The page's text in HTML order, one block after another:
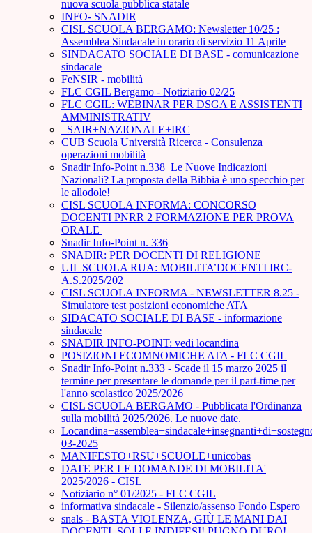
nuova scuola pubblica statale
INFO- SNADIR
CISL SCUOLA BERGAMO: Newsletter 10/25 :
Assemblea Sindacale in orario di servizio 11 Aprile
SINDACATO SOCIALE DI BASE - comunicazione
sindacale
FeNSIR - mobilità
FLC CGIL Bergamo - Notiziario 02/25
FLC CGIL: WEBINAR PER DSGA E ASSISTENTI
AMMINISTRATIV
_SAIR+NAZIONALE+IRC
CUB Scuola Università Ricerca - Consulenza
operazioni mobilità
Snadir Info-Point n.338 Le Nuove Indicazioni
Nazionali? La proposta della Bibbia è uno specchio per
le allodole!
CISL SCUOLA INFORMA: CONCORSO
DOCENTI PNRR 2 FORMAZIONE PER PROVA
ORALE ­
Snadir Info-Point n. 336
SNADIR: PER DOCENTI DI RELIGIONE
UIL SCUOLA RUA: MOBILITA’DOCENTI IRC-
A.S.2025/202
CISL SCUOLA INFORMA - NEWSLETTER 8.25 -
Simulatore test posizioni economiche ATA
SIDACATO SOCIALE DI BASE - informazione
sindacale
SNADIR INFO-POINT: vedi locandina
POSIZIONI ECOMNOMICHE ATA - FLC CGIL
Snadir Info-Point n.333 - Scade il 15 marzo 2025 il
termine per presentare le domande per il part-time per
l'anno scolastico 2025/2026
CISL SCUOLA BERGAMO - Pubblicata l'Ordinanza
sulla mobilità 2025/2026. Le nuove date.
03-2025
MANIFESTO+RSU+SCUOLE+unicobas
DATE PER LE DOMANDE DI MOBILITA'
2025/2026 - CISL
Notiziario n° 01/2025 - FLC CGIL
informativa sindacale - Silenzio/assenso Fondo Espero
snals - BASTA VIOLENZA, GIÙ LE MANI DAI